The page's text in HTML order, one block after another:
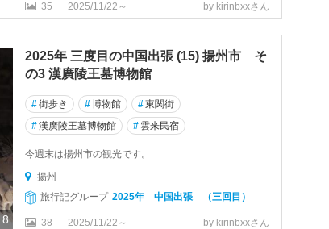
35 2025/11/22～ by kirinbxxさん
8
2025年 三度目の中国出張 (15) 揚州市 そ
の3 漢廣陵王墓博物館
#街歩き #博物館 #東関街
#漢廣陵王墓博物館 # 雲来民宿
今週末は揚州市の観光です。
揚州
旅行記グループ 2025年 中国出張 （三回目）
38 2025/11/22～ by kirinbxxさん